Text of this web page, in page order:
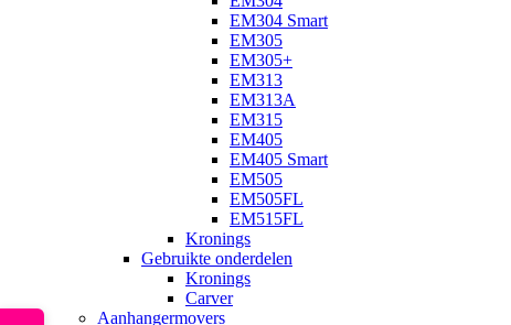
EM304 Smart
EM305
EM305+
EM313
EM313A
EM315
EM405
EM405 Smart
EM505
EM505FL
EM515FL
Kronings
Gebruikte onderdelen
Kronings
Carver
Aanhangermovers